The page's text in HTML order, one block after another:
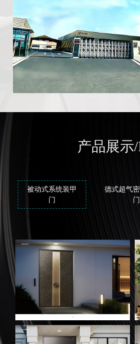
产品展示
被动式系统装甲
门
德式超气
门